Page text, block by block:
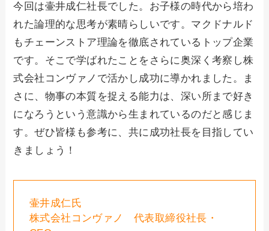
今回は壷井成仁社長でした。お子様の時代から培わ
れた論理的な思考が素晴らしいです。マクドナルド
もチェーンストア理論を徹底されているトップ企業
です。そこで学ばれたことをさらに奥深く考察し株
式会社コンヴァノで活かし成功に導かれました。ま
さに、物事の本質を捉える能力は、深い所まで好き
になろうという意識から生まれているのだと感じま
す。ぜひ皆様も参考に、共に成功社長を目指してい
きましょう！
壷井成仁氏
株式会社コンヴァノ 代表取締役社長・